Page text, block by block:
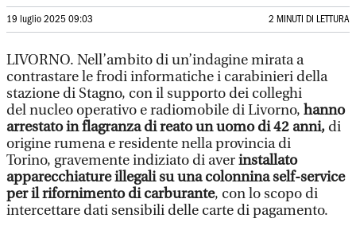
19 luglio 2025 09:03 2 MINUTI DI LETTURA
LIVORNO. Nell’ambito di un’indagine mirata a
contrastare le frodi informatiche i carabinieri della
stazione di Stagno, con il supporto dei colleghi
del nucleo operativo e radiomobile di Livorno, hanno
arrestato in flagranza di reato un uomo di 42 anni, di
origine rumena e residente nella provincia di
Torino, gravemente indiziato di averinstallato
apparecchiature illegali su una colonnina self-service
per il rifornimento di carburante, con lo scopo di
intercettare dati sensibili delle carte di pagamento.